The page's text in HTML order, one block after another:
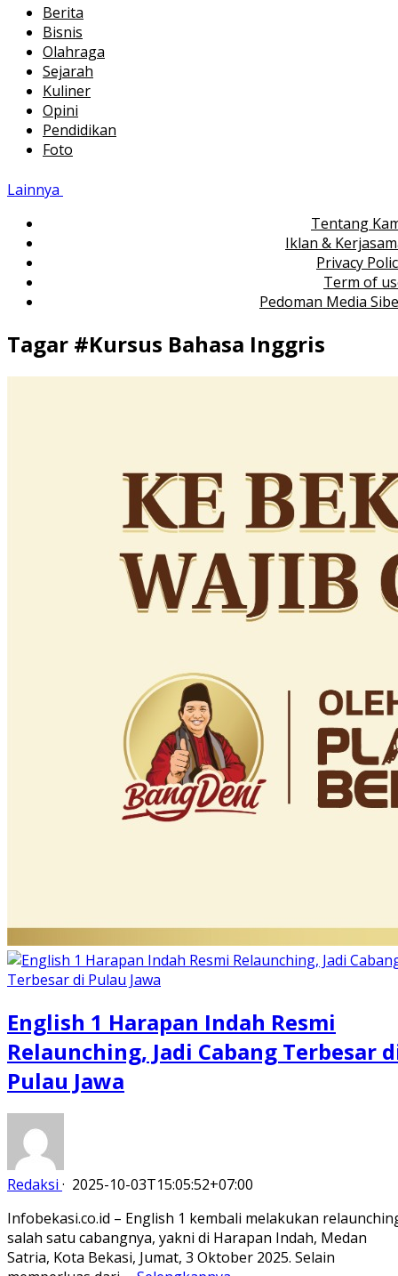
Berita
Bisnis
Olahraga
Sejarah
Kuliner
Opini
Pendidikan
Foto
Lainnya
Tentang
Iklan &
Privacy
Term of
Pedoman Media
Tagar #Kursus Bahasa Inggris
English 1 Harapan Indah Resmi
Relaunching, Jadi Cabang Terbesar
Pulau Jawa
Redaksi · 2025-10-03T15:05:52+07:00
Infobekasi.co.id – English 1 kembali melakukan
salah satu cabangnya, yakni di Harapan Indah, Medan
Satria, Kota Bekasi, Jumat, 3 Oktober 2025. Selain